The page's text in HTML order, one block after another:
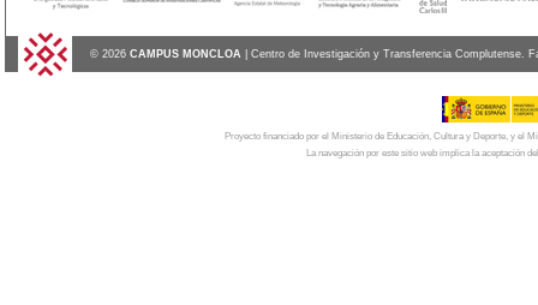
© 2026 CAMPUS MONCLOA | Centro de Investigación y Transferencia Complutense.
Proyecto financiado por el Ministerio de Educación, Cultura y Deporte, y el
La navegación por este sitio web implica la aceptación